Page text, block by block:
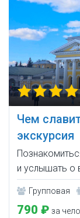
Чем
экскурсия
и услышать о
Групповая
790 ₽ за